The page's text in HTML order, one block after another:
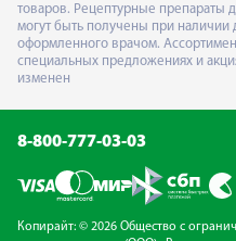
товаров. Рецептурные препараты
могут быть получены при наличии
оформленного врачом.
специальных предложениях и
изменен
8-800-777-03-03
Копирайт: © 2026 Общество с